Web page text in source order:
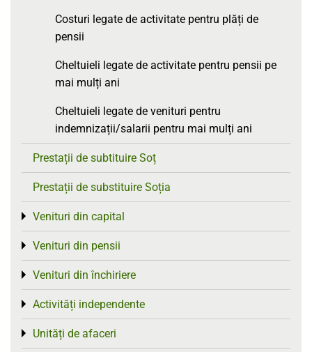
Costuri legate de activitate pentru plăți de
pensii
Cheltuieli legate de activitate pentru pensii pe
mai mulți ani
Cheltuieli legate de venituri pentru
indemnizații/salarii pentru mai mulți ani
Prestații de subtituire Soț
Prestații de substituire Soția
Venituri din capital
Toggle menu
Venituri din pensii
Toggle menu
Venituri din închiriere
Toggle menu
Activități independente
Toggle menu
Unități de afaceri
Toggle menu